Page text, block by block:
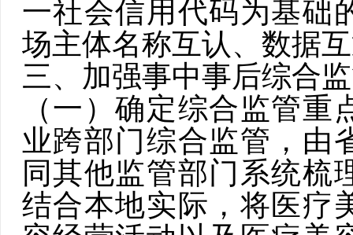
一社会信用代码为基础
场主体名称互认、数据
三、加强事中事后综合
（一）确定综合监管重
业跨部门综合监管，由
同其他监管部门系统梳
结合本地实际，将医疗